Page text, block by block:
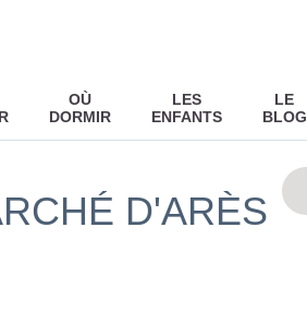
OÙ
DORMIR
LES
ENFANTS
LE
BLOG
D'ARÈS